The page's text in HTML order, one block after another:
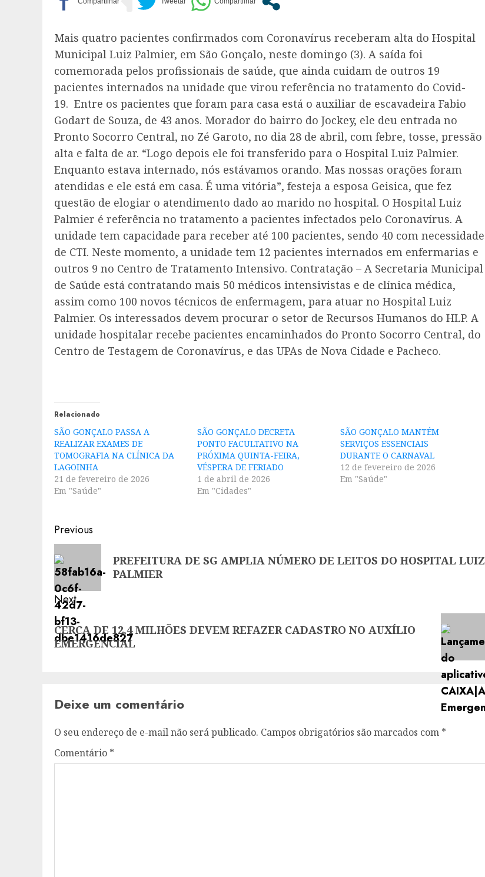
Mais quatro pacientes confirmados com Coronavírus receberam alta do Hospital
Municipal Luiz Palmier, em São Gonçalo, neste domingo (3). A saída foi
comemorada pelos profissionais de saúde, que ainda cuidam de outros 19
pacientes internados na unidade que virou referência no tratamento do Covid-
19. Entre os pacientes que foram para casa está o auxiliar de escavadeira Fabio
Godart de Souza, de 43 anos. Morador do bairro do Jockey, ele deu entrada no
Pronto Socorro Central, no Zé Garoto, no dia 28 de abril, com febre, tosse, pressão
alta e falta de ar. “Logo depois ele foi transferido para o Hospital Luiz Palmier.
Enquanto estava internado, nós estávamos orando. Mas nossas orações foram
atendidas e ele está em casa. É uma vitória”, festeja a esposa Geisica, que fez
questão de elogiar o atendimento dado ao marido no hospital. O Hospital Luiz
Palmier é referência no tratamento a pacientes infectados pelo Coronavírus. A
unidade tem capacidade para receber até 100 pacientes, sendo 40 com necessidade
de CTI. Neste momento, a unidade tem 12 pacientes internados em enfermarias e
outros 9 no Centro de Tratamento Intensivo. Contratação – A Secretaria Municipal
de Saúde está contratando mais 50 médicos intensivistas e de clínica médica,
assim como 100 novos técnicos de enfermagem, para atuar no Hospital Luiz
Palmier. Os interessados devem procurar o setor de Recursos Humanos do HLP. A
unidade hospitalar recebe pacientes encaminhados do Pronto Socorro Central, do
Centro de Testagem de Coronavírus, e das UPAs de Nova Cidade e Pacheco.
Relacionado
SÃO GONÇALO PASSA A
REALIZAR EXAMES DE
TOMOGRAFIA NA CLÍNICA DA
LAGOINHA
21 de fevereiro de 2026
Em "Saúde"
SÃO GONÇALO DECRETA
PONTO FACULTATIVO NA
PRÓXIMA QUINTA-FEIRA,
VÉSPERA DE FERIADO
1 de abril de 2026
Em "Cidades"
SÃO GONÇALO MANTÉM
SERVIÇOS ESSENCIAIS
DURANTE O CARNAVAL
12 de fevereiro de 2026
Em "Saúde"
Post
navigation
Previous
Previous
post:
PREFEITURA DE SG AMPLIA NÚMERO DE LEITOS DO HOSPITAL LUIZ
PALMIER
Next
Next
post:
CERCA DE 12,4 MILHÕES DEVEM REFAZER CADASTRO NO AUXÍLIO
EMERGENCIAL
Deixe um comentário
O seu endereço de e-mail não será publicado. Campos obrigatórios são marcados com *
Comentário *